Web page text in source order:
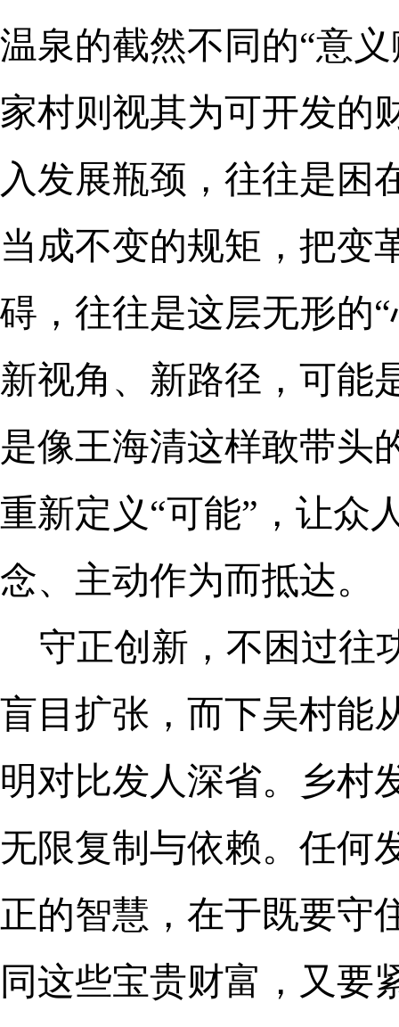
温泉的截然不同的“意
家村则视其为可开发的
入发展瓶颈，往往是
当成不变的规矩，把变
碍，往往是这层无形的
新视角、新路径，可能
是像王海清这样敢带头
重新定义“可能”，让众
念、主动作为而抵达。
守正创新，不困过往
盲目扩张，而下吴村能
明对比发人深省。乡村
无限复制与依赖。任何
正的智慧，在于既要守
同这些宝贵财富，又要